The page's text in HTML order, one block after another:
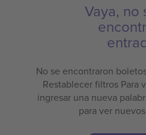
Vaya, no
No se encontraron
Restablecer filtros Para
ingresar una nueva
para ver